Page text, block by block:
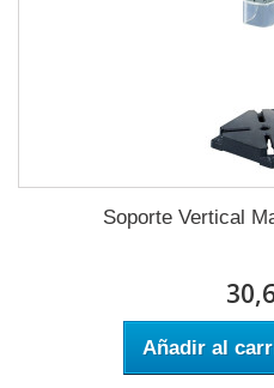
Soporte Vertical
Añadir al